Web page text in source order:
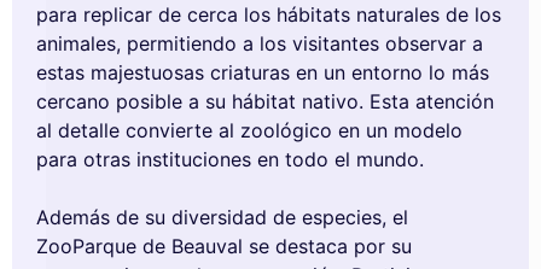
para replicar de cerca los hábitats naturales de los
animales, permitiendo a los visitantes observar a
estas majestuosas criaturas en un entorno lo más
cercano posible a su hábitat nativo. Esta atención
al detalle convierte al zoológico en un modelo
para otras instituciones en todo el mundo.
Además de su diversidad de especies, el
ZooParque de Beauval se destaca por su